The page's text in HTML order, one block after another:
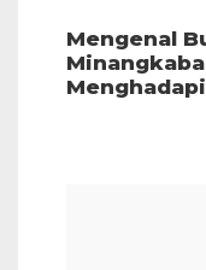
Mengenal